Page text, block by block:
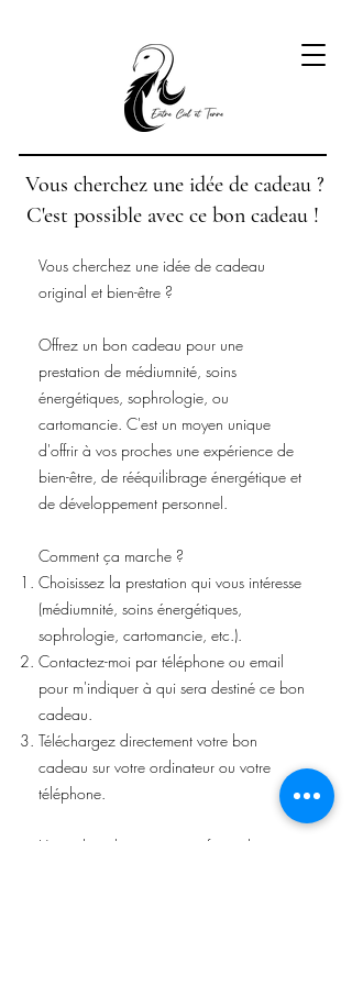
Vous cherchez une idée de cadeau ?
C'est possible avec ce bon cadeau !
Vous cherchez une idée de cadeau
original et bien-être ?
Offrez un bon cadeau pour une
prestation de médiumnité, soins
énergétiques, sophrologie, ou
cartomancie. C'est un moyen unique
d'offrir à vos proches une expérience de
bien-être, de rééquilibrage énergétique et
de développement personnel.
Comment ça marche ?
Choisissez la prestation qui vous intéresse
(médiumnité, soins énergétiques,
sophrologie, cartomancie, etc.).
Contactez-moi par téléphone ou email
pour m'indiquer à qui sera destiné ce bon
cadeau.
Téléchargez directement votre bon
cadeau sur votre ordinateur ou votre
téléphone.
Un cadeau bien-être pour faire plaisir et